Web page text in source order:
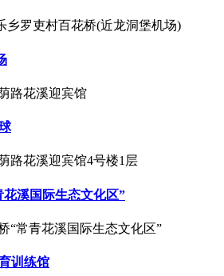
乡罗吏村百花桥(近龙洞堡机场)
路花溪迎宾馆
路花溪迎宾馆4号楼1层
溪国际生态文化区”
“常青花溪国际生态文化区”
训练馆